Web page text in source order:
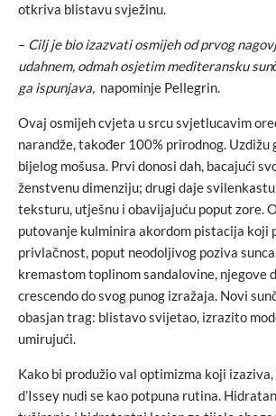
otkriva blistavu svježinu.
– Cilj je bio izazvati osmijeh od prvog
udahnem, odmah osjetim mediteransku
ga ispunjava, napominje Pellegrin.
Ovaj osmijeh cvjeta u srcu svjetlucavim
narandže, također 100% prirodnog. Uzdižu
bijelog mošusa. Prvi donosi dah, bacajući
ženstvenu dimenziju; drugi daje
teksturu, utješnu i obavijajuću poput zore.
putovanje kulminira akordom pistacija koji
privlačnost, poput neodoljivog poziva
kremastom toplinom sandalovine, njegove
crescendo do svog punog izražaja. Novi
obasjan trag: blistavo svijetao, izrazito
umirujući.
Kako bi produžio val optimizma koji
d’Issey nudi se kao potpuna rutina.